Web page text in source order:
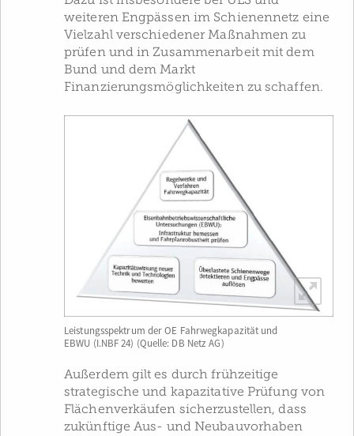
weiteren Engpässen im Schienennetz eine
Vielzahl verschiedener Maßnahmen zu
prüfen und in Zusammenarbeit mit dem
Bund und dem Markt
Finanzierungsmöglichkeiten zu schaffen.
Leistungsspektrum der OE Fahrwegkapazität und
EBWU (I.NBF 24) (Quelle: DB Netz AG)
Außerdem gilt es durch frühzeitige
strategische und kapazitative Prüfung von
Flächenverkäufen sicherzustellen, dass
zukünftige Aus- und Neubauvorhaben